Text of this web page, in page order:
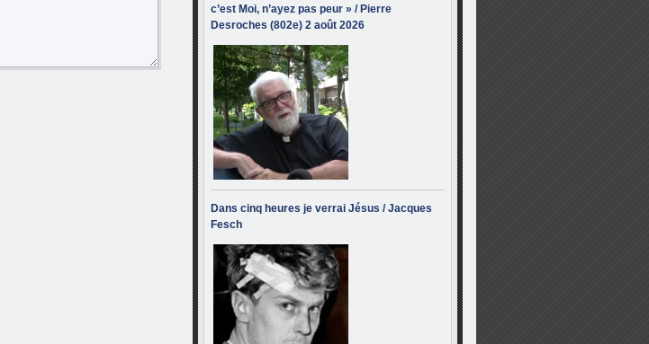
c’est Moi, n’ayez pas peur » / Pierre
Desroches (802e) 2 août 2026
Dans cinq heures je verrai Jésus / Jacques
Fesch